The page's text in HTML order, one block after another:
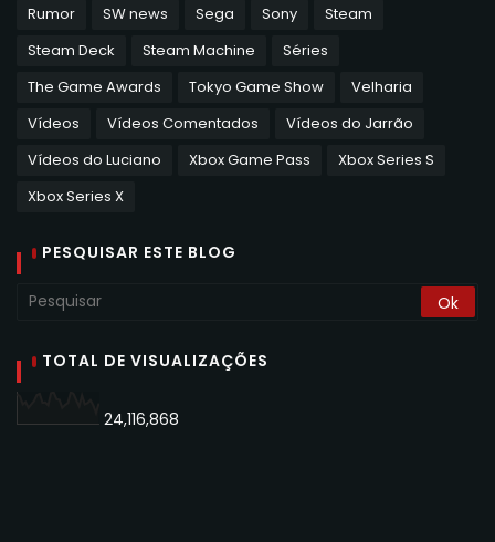
Rumor
SW news Sega Sony
Steam
Steam Deck
Steam Machine
Séries
The Game Awards
Tokyo Game Show
Velharia
Vídeos
Vídeos Comentados
Vídeos do Jarrão
Vídeos do Luciano
Xbox Game Pass
Xbox Series S
Xbox Series X
PESQUISAR ESTE BLOG
TOTAL DE VISUALIZAÇÕES
24,116,868